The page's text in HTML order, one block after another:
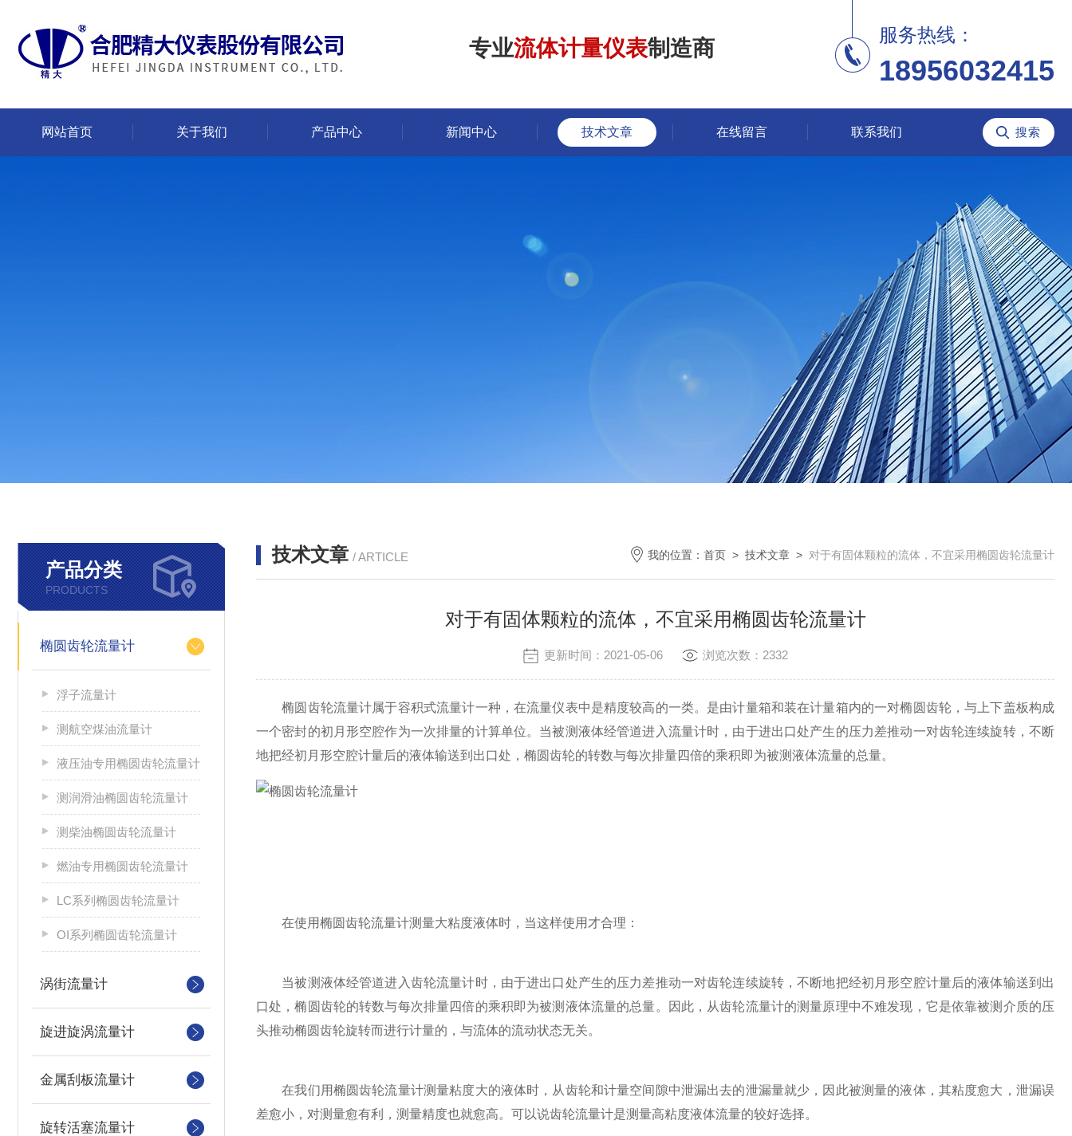
专业流体计量仪表制造商
服务热线：
18956032415
网站首页 关于我们 产品中心 新闻中心 技术文章 在线留言 联系我们
产品分类
PRODUCTS
椭圆齿轮流量计
浮子流量计
测航空煤油流量计
液压油专用椭圆齿轮流量计
测润滑油椭圆齿轮流量计
测柴油椭圆齿轮流量计
燃油专用椭圆齿轮流量计
LC系列椭圆齿轮流量计
OI系列椭圆齿轮流量计
涡街流量计
旋进旋涡流量计
金属刮板流量计
旋转活塞流量计
技术文章 / ARTICLE 我的位置： 首页 > 技术文章 > 对于有固体颗粒的流体，不宜采用椭圆齿轮流量计
对于有固体颗粒的流体，不宜采用椭圆齿轮流量计
更新时间：2021-05-06 浏览次数：2332
椭圆齿轮流量计属于容积式流量计一种，在流量仪表中是精度较高的一类。是由计量箱和装在计量箱内的一对椭圆齿轮，与上下盖板构成
一个密封的初月形空腔作为一次排量的计算单位。当被测液体经管道进入流量计时，由于进出口处产生的压力差推动一对齿轮连续旋转，不断
地把经初月形空腔计量后的液体输送到出口处，椭圆齿轮的转数与每次排量四倍的乘积即为被测液体流量的总量。
在使用椭圆齿轮流量计测量大粘度液体时，当这样使用才合理：
当被测液体经管道进入齿轮流量计时，由于进出口处产生的压力差推动一对齿轮连续旋转，不断地把经初月形空腔计量后的液体输送到出
口处，椭圆齿轮的转数与每次排量四倍的乘积即为被测液体流量的总量。因此，从齿轮流量计的测量原理中不难发现，它是依靠被测介质的压
头推动椭圆齿轮旋转而进行计量的，与流体的流动状态无关。
在我们用椭圆齿轮流量计测量粘度大的液体时，从齿轮和计量空间隙中泄漏出去的泄漏量就少，因此被测量的液体，其粘度愈大，泄漏误
差愈小，对测量愈有利，测量精度也就愈高。可以说齿轮流量计是测量高粘度液体流量的较好选择。